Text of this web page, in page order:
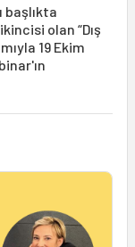
başlıkta
olan “Dış
19 Ekim